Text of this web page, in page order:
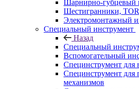
Шарнирно-губцевый
Шестигранники,
Электромонтажный
Специальный инструмент
Назад
Специальный
Вспомогательный
Специнструмент
Специнструмент для
механизмов